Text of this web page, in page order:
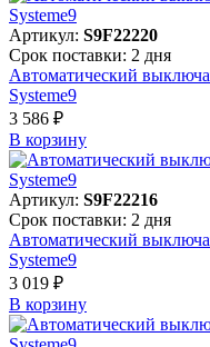
Артикул: S9F22220
Срок поставки: 2 дня
Автоматический
Systeme9
3 586 ₽
В корзинy
Артикул: S9F22216
Срок поставки: 2 дня
Автоматический
Systeme9
3 019 ₽
В корзинy